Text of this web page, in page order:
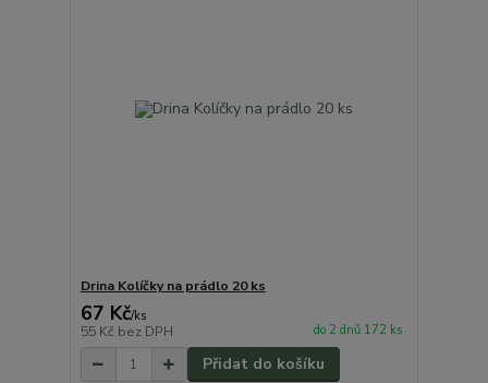
Drina Kolíčky na prádlo 20 ks
67 Kč/ks
55 Kč bez DPH do 2 dnů 172 ks
Přidat do košíku